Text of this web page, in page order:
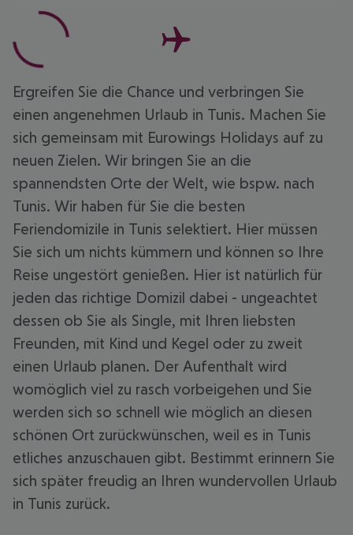
Ergreifen Sie die Chance und verbringen Sie
einen angenehmen Urlaub in Tunis. Machen Sie
sich gemeinsam mit Eurowings Holidays auf zu
neuen Zielen. Wir bringen Sie an die
spannendsten Orte der Welt, wie bspw. nach
Tunis. Wir haben für Sie die besten
Feriendomizile in Tunis selektiert. Hier müssen
Sie sich um nichts kümmern und können so Ihre
Reise ungestört genießen. Hier ist natürlich für
jeden das richtige Domizil dabei - ungeachtet
dessen ob Sie als Single, mit Ihren liebsten
Freunden, mit Kind und Kegel oder zu zweit
einen Urlaub planen. Der Aufenthalt wird
womöglich viel zu rasch vorbeigehen und Sie
werden sich so schnell wie möglich an diesen
schönen Ort zurückwünschen, weil es in Tunis
etliches anzuschauen gibt. Bestimmt erinnern Sie
sich später freudig an Ihren wundervollen Urlaub
in Tunis zurück.